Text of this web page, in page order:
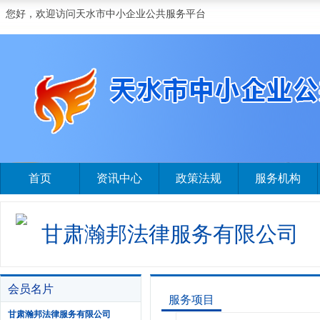
您好，欢迎访问天水市中小企业公共服务平台
首页 资讯中心 政策法规 服务机构
甘肃瀚邦法律服务有限公司
会员名片
甘肃瀚邦法律服务有限公司
服务项目